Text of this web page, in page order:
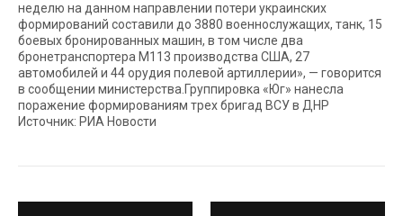
неделю на данном направлении потери украинских
формирований составили до 3880 военнослужащих, танк, 15
боевых бронированных машин, в том числе два
бронетранспортера М113 производства США, 27
автомобилей и 44 орудия полевой артиллерии», — говорится
в сообщении министерства.Группировка «Юг» нанесла
поражение формированиям трех бригад ВСУ в ДНР
Источник: РИА Новости